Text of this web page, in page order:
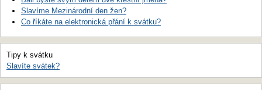
Slavíme Mezinárodní den žen?
Co říkáte na elektronická přání k svátku?
Tipy k svátku
Slavíte svátek?